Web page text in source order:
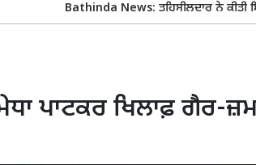
Bathinda News: ਤਹਿਸੀਲਦਾਰ ਨੇ ਕੀਤੀ ਸਿਆਸੀ
ਪਾਟਕਰ ਖਿਲਾਫ਼ ਗੈਰ-